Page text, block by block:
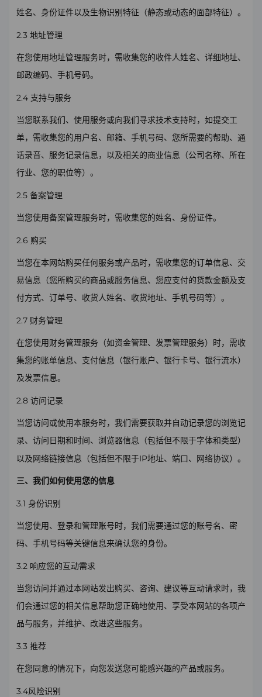
姓名、身份证件以及生物识别特征（静态或动态的面部特征） 。
2.3 地址管理
在您使用地址管理服务时，需收集您的收件人姓名、详细地址、
邮政编码、手机号码。
2.4 支持与服务
当您联系我们、使用服务或向我们寻求技术支持时，如提交工
单，需收集您的用户名、邮箱、手机号码、您所需要的帮助、通
话录音、服务记录信息，以及相关的商业信息（公司名称、所在
行业、您的职位等）。
2.5 备案管理
当您使用备案管理服务时，需收集您的姓名、身份证件。
2.6 购买
当您在本网站购买任何服务或产品时，需收集您的订单信息、交
易信息 （您所购买的商品或服务信息、您应支付的货款金额及支
付方式、订单号、收货人姓名、收货地址、手机号码等） 。
2.7 财务管理
在您使用 财务管理服务（如资金管理、发票管理服务）时，需收
集您的账单信息、支付信息（银行账户、银行卡号、银行流水）
及发票信息。
2.8 访问记录
当您访问或使用本服务时，我们需要获取并自动记录您的浏览记
录、访问日期和时间、浏览器信息（包括但不限于字体和类型）
以及网络链接信息（包括但不限于IP地址、端口、网络协议）。
三、我们如何使用您的信息
3.1 身份识别
当您使用、登录和管理账号时，我们需要通过您的账号名、密
码、手机号码等关键信息来确认您的身份。
3.2 响应您的互动需求
当您访问并通过本网站发出购买、咨询、建议等互动请求时，我
们会通过您的相关信息帮助您正确地使用、享受本网站的各项产
品与服务，并维护、改进这些服务。
3.3 推荐
在您同意的情况下，向您发送您可能感兴趣的产品或服务。
3.4风险识别